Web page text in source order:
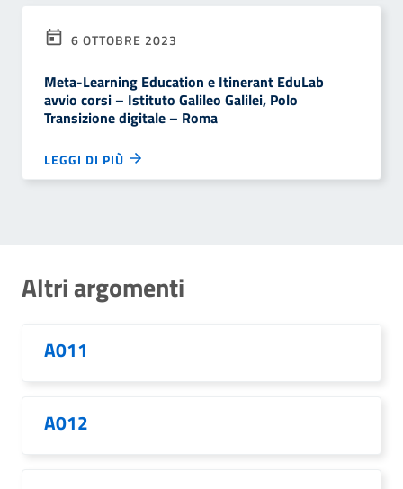
6 OTTOBRE 2023
Meta-Learning Education e Itinerant EduLab
avvio corsi – Istituto Galileo Galilei, Polo
Transizione digitale – Roma
LEGGI DI PIÙ
Altri argomenti
A011
A012